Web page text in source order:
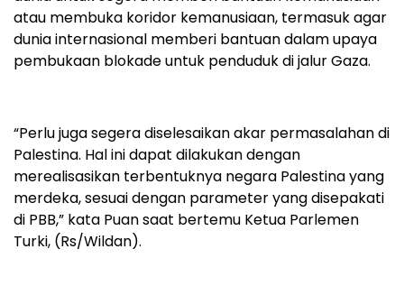
atau membuka koridor kemanusiaan, termasuk agar
dunia internasional memberi bantuan dalam upaya
pembukaan blokade untuk penduduk di jalur Gaza.
“Perlu juga segera diselesaikan akar permasalahan di
Palestina. Hal ini dapat dilakukan dengan
merealisasikan terbentuknya negara Palestina yang
merdeka, sesuai dengan parameter yang disepakati
di PBB,” kata Puan saat bertemu Ketua Parlemen
Turki, (Rs/Wildan).